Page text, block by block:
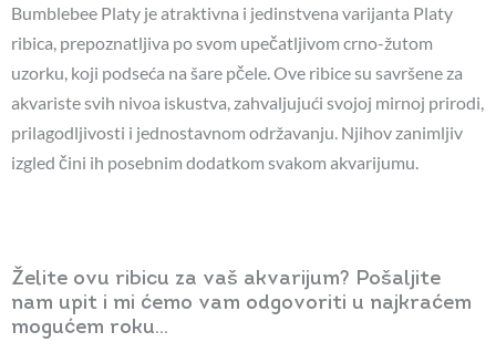
Bumblebee Platy je atraktivna i jedinstvena varijanta Platy
ribica, prepoznatljiva po svom upečatljivom crno-žutom
uzorku, koji podseća na šare pčele. Ove ribice su savršene za
akvariste svih nivoa iskustva, zahvaljujući svojoj mirnoj prirodi,
prilagodljivosti i jednostavnom održavanju. Njihov zanimljiv
izgled čini ih posebnim dodatkom svakom akvarijumu.
Želite ovu ribicu za vaš akvarijum? Pošaljite
nam upit i mi ćemo vam odgovoriti u najkraćem
mogućem roku...